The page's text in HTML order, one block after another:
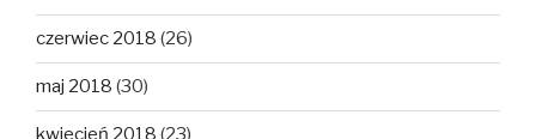
czerwiec 2018 (26)
maj 2018 (30)
kwiecień 2018 (23)